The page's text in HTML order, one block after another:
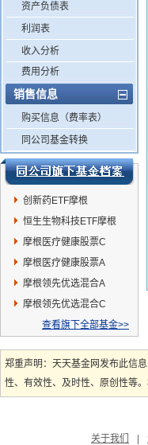
资产负债表
利润表
收入分析
费用分析
销售信息
购买信息（费率表）
同公司基金转换
创新药ETF摩根
恒生生物科技ETF摩根
摩根医疗健康股票C
摩根医疗健康股票A
摩根领先优选混合A
摩根领先优选混合C
查看旗下全部基金>>
郑重声明：天天基金网发布此信
性、有效性、及时性、原创性等
关于我们